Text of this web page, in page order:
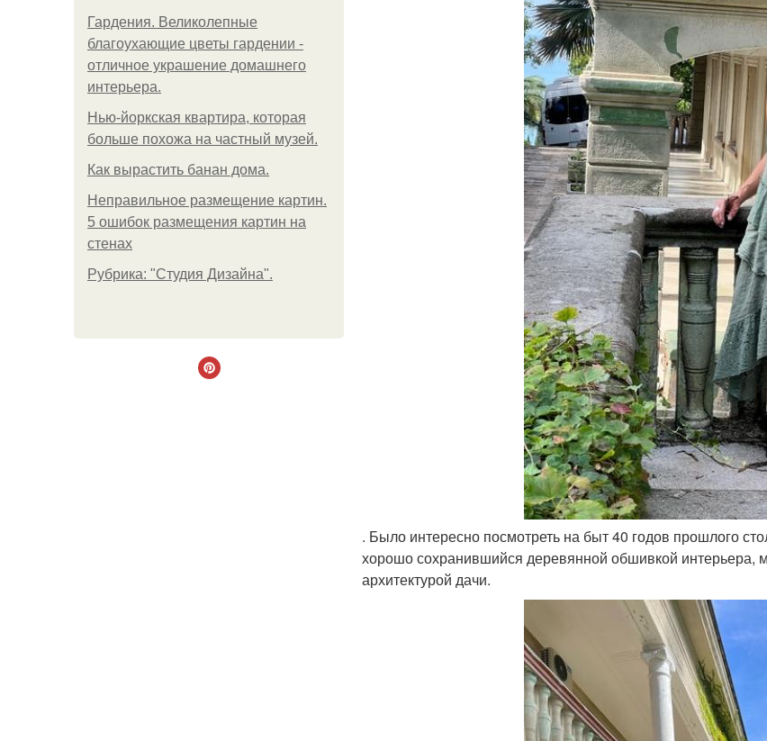
Гардения. Великолепные
благоухающие цветы гардении -
отличное украшение домашнего
интерьера.
Нью-йоркская квартира, которая
больше похожа на частный музей.
Как вырастить банан дома.
Неправильное размещение картин.
5 ошибок размещения картин на
стенах
Рубрика: "Студия Дизайна".
. Было интересно посмотреть на быт 40 годов прошлого
хорошо сохранившийся деревянной обшивкой
архитектурой дачи.